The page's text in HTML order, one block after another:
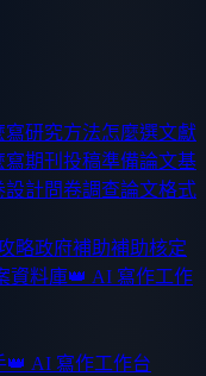
寫研究方法怎麼選文獻
寫期刊投稿準備論文基
設計問卷調查論文格式
略政府補助補助核定
資料庫👑 AI 寫作工作
👑 AI 寫作工作台